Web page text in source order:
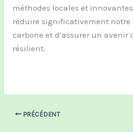
méthodes locales et
réduire significativement notre
carbone et d’assurer un avenir
résilient.
PRÉCÉDENT